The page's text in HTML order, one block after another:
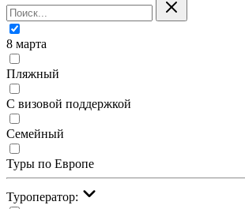
8 марта
Пляжный
С визовой поддержкой
Семейный
Туры по Европе
Туроператор: